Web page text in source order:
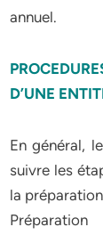
annuel.
D’UNE
En général,
suivre les
la